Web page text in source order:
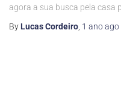
agora a sua busca pela casa
By Lucas Cordeiro 1 anoago